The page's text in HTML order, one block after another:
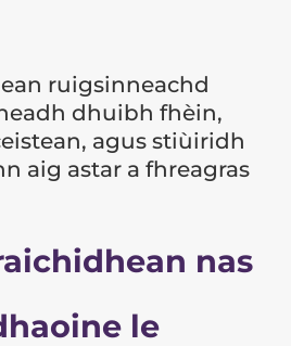
ruigsinneachd
dhuibh fhèin,
agus stiùiridh
aig astar a fhreagras
nas
le